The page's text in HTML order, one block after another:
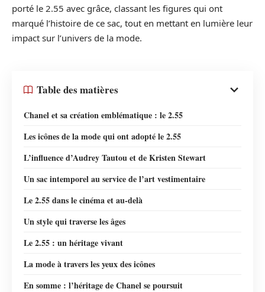
porté le 2.55 avec grâce, classant les figures qui ont
marqué l’histoire de ce sac, tout en mettant en lumière leur
impact sur l’univers de la mode.
Table des matières
Chanel et sa création emblématique : le 2.55
Les icônes de la mode qui ont adopté le 2.55
L’influence d’Audrey Tautou et de Kristen Stewart
Un sac intemporel au service de l’art vestimentaire
Le 2.55 dans le cinéma et au-delà
Un style qui traverse les âges
Le 2.55 : un héritage vivant
La mode à travers les yeux des icônes
En somme : l’héritage de Chanel se poursuit